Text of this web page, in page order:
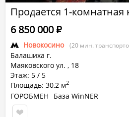
Продается 1-комнатная
Новокосино (20 мин.
Балашиха г.
Маяковского ул. , 18
Этаж: 5 / 5
Площадь: 30,2 м2
6 850 000Р
ГОРОБМЕН
База WinNER